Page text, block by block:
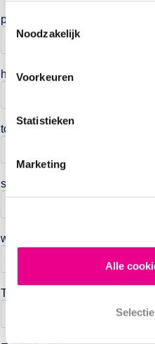
Toestemmingsselectie
Noodzakelijk
Voorkeuren
Statistieken
Marketing
Alle
postcode
huisnummer
toevoeging
straatnaam
woonplaats
Telefoonnummer *